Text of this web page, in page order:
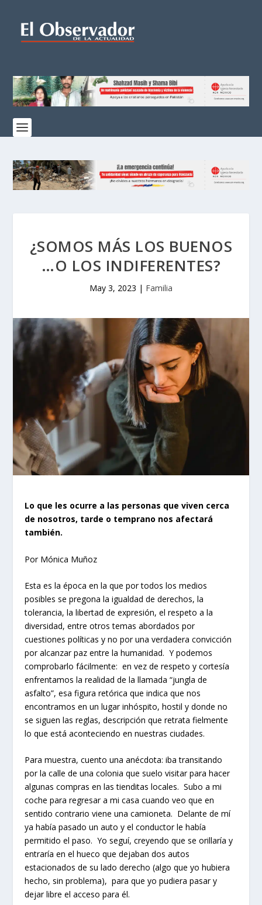
¿SOMOS MÁS LOS BUENOS
…O LOS INDIFERENTES?
May 3, 2023 | Familia
Lo que les ocurre a las personas que viven cerca
de nosotros, tarde o temprano nos afectará
también.
Por Mónica Muñoz
Esta es la época en la que por todos los medios
posibles se pregona la igualdad de derechos, la
tolerancia, la libertad de expresión, el respeto a la
diversidad, entre otros temas abordados por
cuestiones políticas y no por una verdadera convicción
por alcanzar paz entre la humanidad. Y podemos
comprobarlo fácilmente: en vez de respeto y cortesía
enfrentamos la realidad de la llamada “jungla de
asfalto”, esa figura retórica que indica que nos
encontramos en un lugar inhóspito, hostil y donde no
se siguen las reglas, descripción que retrata fielmente
lo que está aconteciendo en nuestras ciudades.
Para muestra, cuento una anécdota: iba transitando
por la calle de una colonia que suelo visitar para hacer
algunas compras en las tienditas locales. Subo a mi
coche para regresar a mi casa cuando veo que en
sentido contrario viene una camioneta. Delante de mí
ya había pasado un auto y el conductor le había
permitido el paso. Yo seguí, creyendo que se orillaría y
entraría en el hueco que dejaban dos autos
estacionados de su lado derecho (algo que yo hubiera
hecho, sin problema), para que yo pudiera pasar y
dejar libre el acceso para él.